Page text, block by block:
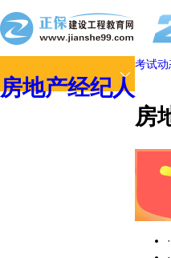
房地产经纪人
考试动
房
·